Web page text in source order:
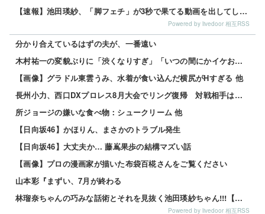
【速報】池田瑛紗、「脚フェチ」が3秒で果てる動画を出してしまう・・・
Powered by livedoor 相互RSS
分かり合えているはずの夫が、一番遠い
木村祐一の変貌ぶりに「渋くなりすぎ」「いつの間にかイケおじに」の声 他
【画像】グラドル東雲うみ、水着が食い込んだ横尻がHすぎる 他
長州小力、西口DXプロレス8月大会でリング復帰 対戦相手はクロちゃん 他
所ジョージの嫌いな食べ物：シュークリーム 他
【日向坂46】かほりん、まさかのトラブル発生
【日向坂46】大丈夫か… 藤嶌果歩の結構マズい話
【画像】プロの漫画家が描いた布袋百椛さんをご覧ください
山本彩『まずい、7月が終わる
林瑠奈ちゃんの巧みな話術とそれを見抜く池田瑛紗ちゃん!!!【乃木坂46】
Powered by livedoor 相互RSS